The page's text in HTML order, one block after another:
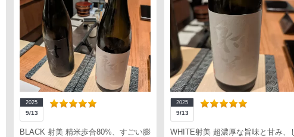
2025
9/13
BLACK 射美 精米歩合80%、すごい膨
2025
9/13
WHITE射美 超濃厚な旨味と甘み、